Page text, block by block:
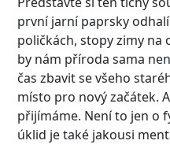
první jarní paprsky
poličkách, stopy zimy na
by nám příroda sama
čas zbavit se všeho
místo pro nový začátek.
přijímáme. Není to jen o
úklid je také jakousi